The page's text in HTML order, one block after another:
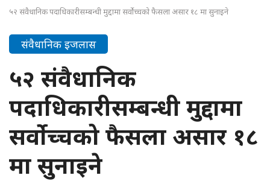
५२ संवैधानिक पदाधिकारीसम्बन्धी मुद्दामा सर्वोच्चको फैसला असार १८ मा सुनाइने
संवैधानिक इजलास
५२ संवैधानिक
पदाधिकारीसम्बन्धी मुद्दामा
सर्वोच्चको फैसला असार १८
मा सुनाइने